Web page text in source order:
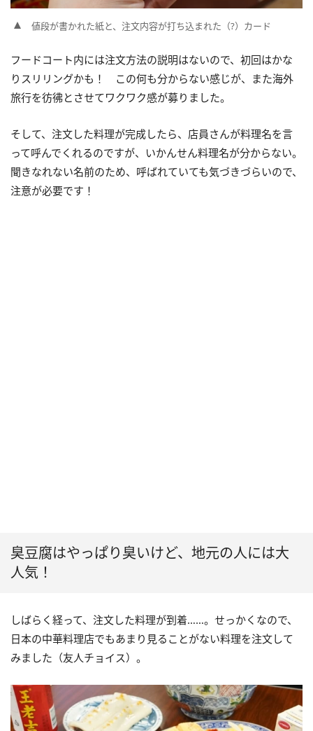
値段が書かれた紙と、注文内容が打ち込まれた（?）カード
フードコート内には注文方法の説明はないので、初回はかな
りスリリングかも！ この何も分からない感じが、また海外
旅行を彷彿とさせてワクワク感が募りました。
そして、注文した料理が完成したら、店員さんが料理名を言
って呼んでくれるのですが、いかんせん料理名が分からない。
聞きなれない名前のため、呼ばれていても気づきづらいので、
注意が必要です！
臭豆腐はやっぱり臭いけど、地元の人には大
人気！
しばらく経って、注文した料理が到着……。せっかくなので、
日本の中華料理店でもあまり見ることがない料理を注文して
みました（友人チョイス）。